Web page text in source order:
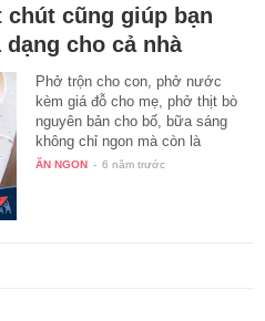
chút cũng giúp bạn
dạng cho cả nhà
Phở trộn cho con, phở nước
kèm giá đỗ cho mẹ, phở thịt bò
nguyên bản cho bố, bữa sáng
không chỉ ngon mà còn là
khoảng…
ĂN NGON - 6 năm trước